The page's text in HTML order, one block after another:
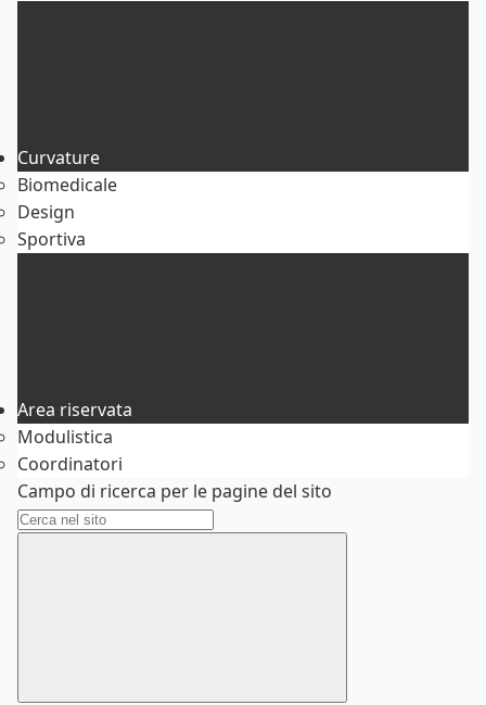
Curvature
Biomedicale
Design
Sportiva
Area riservata
Modulistica
Coordinatori
Campo di ricerca per le pagine del sito